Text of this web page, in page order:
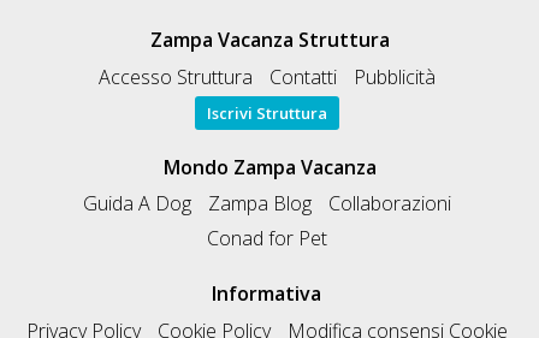
Zampa Vacanza Struttura
Accesso Struttura
Contatti Pubblicità
Iscrivi Struttura
Mondo Zampa Vacanza
Guida A Dog
Zampa Blog
Collaborazioni
Conad for Pet
Informativa
Privacy Policy
Cookie Policy Modifica consensi Cookie